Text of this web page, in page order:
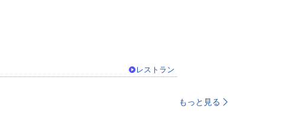
レストラン
もっと見る